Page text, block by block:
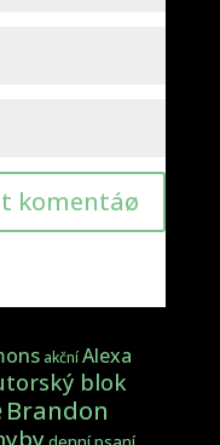
komentáø
akční Alexa
blok
Brandon